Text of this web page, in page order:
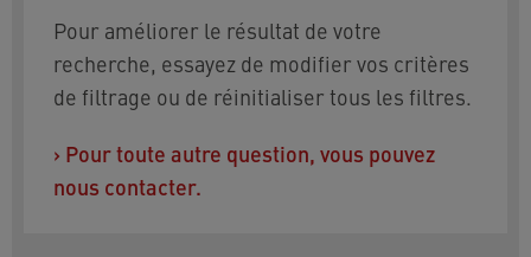
Dimensions: L'adaptateur est disponible avec
un filetage STD femelle M22×1 ou mâle M24×1.
L'aérateur s'adapte aux deux tailles
Snap STD ».
Pour améliorer le résultat de votre
recherche, essayez de modifier vos critères
de filtrage ou de réinitialiser tous les filtres.
› Pour toute autre question, vous pouvez
nous contacter.